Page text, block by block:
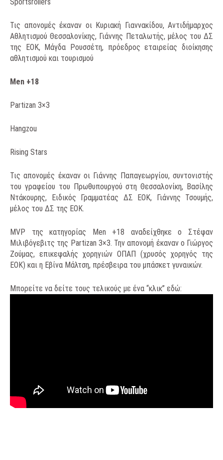
Τις απονομές έκαναν οι Κυριακή Γιαννακίδου, Αντιδήμαρχος
Αθλητισμού Θεσσαλονίκης, Γιάννης Πεταλωτής, μέλος του ΔΣ
της ΕΟΚ, Μάγδα Ρουσσέτη, πρόεδρος εταιρείας διοίκησης
αθλητισμού και τουρισμού
Men +18
Partizan 3×3
Hangzou
Rising Stars
Τις απονομές έκαναν οι Γιάννης Παπαγεωργίου, συντονιστής
του γραφείου του Πρωθυπουργού στη Θεσσαλονίκη, Βασίλης
Ντάκουρης, Ειδικός Γραμματέας ΔΣ ΕΟΚ, Γιάννης Τσουμής,
μέλος του ΔΣ της ΕΟΚ.
MVP της κατηγορίας Men +18 αναδείχθηκε ο Στέφαν
Μιλιβόγεβιτς της Partizan 3×3. Την απονομή έκαναν ο Γιώργος
Ζούμας, επικεφαλής χορηγιών ΟΠΑΠ (χρυσός χορηγός της
ΕΟΚ) και η Εβίνα Μάλτση, πρέσβειρα του μπάσκετ γυναικών.
Μπορείτε να δείτε τους τελικούς με ένα “κλικ” εδώ: